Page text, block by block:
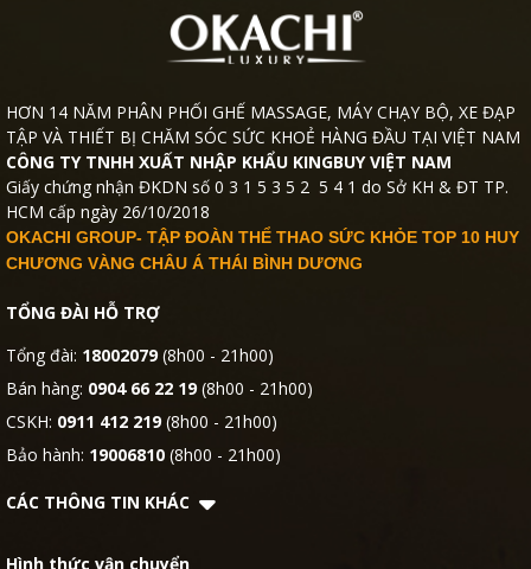
HƠN 14 NĂM PHÂN PHỐI GHẾ MASSAGE, MÁY CHẠY BỘ, XE ĐẠP
TẬP VÀ THIẾT BỊ CHĂM SÓC SỨC KHOẺ HÀNG ĐẦU TẠI VIỆT NAM
CÔNG TY TNHH XUẤT NHẬP KHẨU KINGBUY VIỆT NAM
Giấy chứng nhận ĐKDN số 0 3 1 5 3 5 2 5 4 1 do Sở KH & ĐT TP.
HCM cấp ngày 26/10/2018
OKACHI GROUP- TẬP ĐOÀN THỂ THAO SỨC KHỎE TOP 10 HUY
CHƯƠNG VÀNG CHÂU Á THÁI BÌNH DƯƠNG
TỔNG ĐÀI HỖ TRỢ
Tổng đài: 18002079(8h00 - 21h00)
Bán hàng: 0904 66 22 19(8h00 - 21h00)
CSKH: 0911 412 219(8h00 - 21h00)
Bảo hành: 19006810 (8h00 - 21h00)
CÁC THÔNG TIN KHÁC
Hình thức vận chuyển